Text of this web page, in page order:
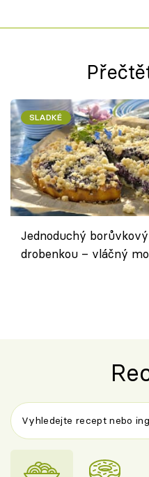
SLADKÉ
Jednoduchý
drobenkou – vláčný